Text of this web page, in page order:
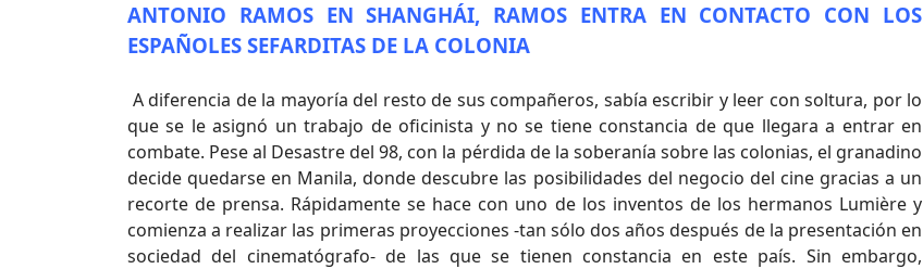
ANTONIO RAMOS EN SHANGHÁI, RAMOS ENTRA EN CONTACTO CON LOS
ESPAÑOLES SEFARDITAS DE LA COLONIA
A diferencia de la mayoría del resto de sus compañeros, sabía escribir y leer con soltura, por lo
que se le asignó un trabajo de oficinista y no se tiene constancia de que llegara a entrar en
combate. Pese al Desastre del 98, con la pérdida de la soberanía sobre las colonias, el granadino
decide quedarse en Manila, donde descubre las posibilidades del negocio del cine gracias a un
recorte de prensa. Rápidamente se hace con uno de los inventos de los hermanos Lumière y
comienza a realizar las primeras proyecciones -tan sólo dos años después de la presentación en
sociedad del cinematógrafo- de las que se tienen constancia en este país. Sin embargo,